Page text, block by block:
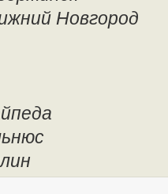
Новгород